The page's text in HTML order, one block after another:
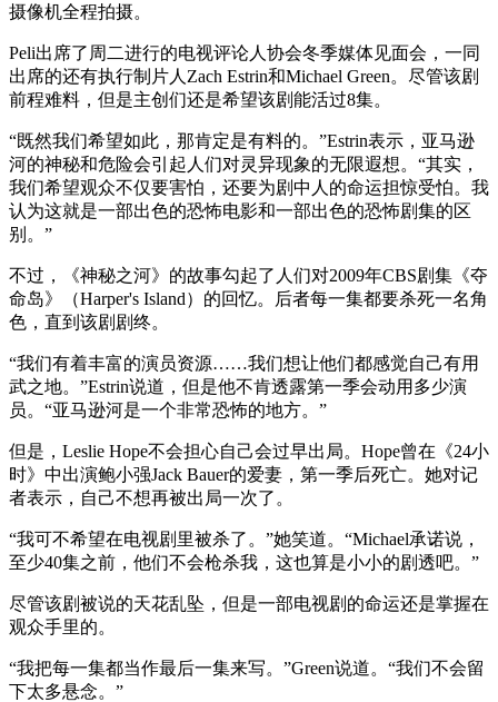
摄像机全程拍摄。
Peli出席了周二进行的电视评论人协会冬季媒体见面会，一同
出席的还有执行制片人Zach Estrin和Michael Green。尽管该剧
前程难料，但是主创们还是希望该剧能活过8集。
“既然我们希望如此，那肯定是有料的。”Estrin表示，亚马逊
河的神秘和危险会引起人们对灵异现象的无限遐想。“其实，
我们希望观众不仅要害怕，还要为剧中人的命运担惊受怕。我
认为这就是一部出色的恐怖电影和一部出色的恐怖剧集的区
别。”
不过，《神秘之河》的故事勾起了人们对2009年CBS剧集《夺
命岛》（Harper's Island）的回忆。后者每一集都要杀死一名角
色，直到该剧剧终。
“我们有着丰富的演员资源……我们想让他们都感觉自己有用
武之地。”Estrin说道，但是他不肯透露第一季会动用多少演
员。“亚马逊河是一个非常恐怖的地方。”
但是，Leslie Hope不会担心自己会过早出局。Hope曾在《24小
时》中出演鲍小强Jack Bauer的爱妻，第一季后死亡。她对记
者表示，自己不想再被出局一次了。
“我可不希望在电视剧里被杀了。”她笑道。“Michael承诺说，
至少40集之前，他们不会枪杀我，这也算是小小的剧透吧。”
尽管该剧被说的天花乱坠，但是一部电视剧的命运还是掌握在
观众手里的。
“我把每一集都当作最后一集来写。”Green说道。“我们不会留
下太多悬念。”